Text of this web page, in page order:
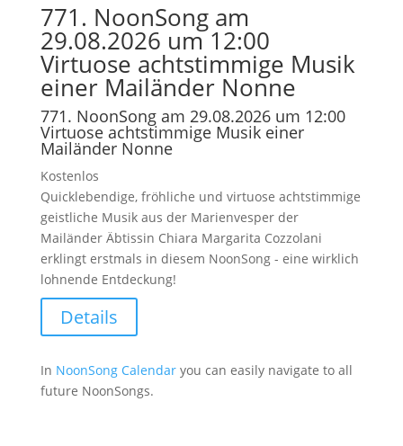
771. NoonSong am
29.08.2026 um 12:00
Virtuose achtstimmige Musik
einer Mailänder Nonne
771. NoonSong am 29.08.2026 um 12:00
Virtuose achtstimmige Musik einer
Mailänder Nonne
Kostenlos
Quicklebendige, fröhliche und virtuose achtstimmige
geistliche Musik aus der Marienvesper der
Mailänder Äbtissin Chiara Margarita Cozzolani
erklingt erstmals in diesem NoonSong - eine wirklich
lohnende Entdeckung!
Details
In NoonSong Calendaryou can easily navigate to all
future NoonSongs.